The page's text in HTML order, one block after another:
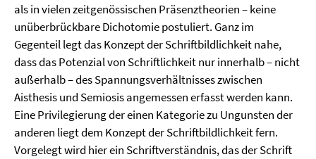
als in vielen zeitgenössischen Präsenztheorien – keine
unüberbrückbare Dichotomie postuliert. Ganz im
Gegenteil legt das Konzept der Schriftbildlichkeit nahe,
dass das Potenzial von Schriftlichkeit nur innerhalb – nicht
außerhalb – des Spannungsverhältnisses zwischen
Aisthesis und Semiosis angemessen erfasst werden kann.
Eine Privilegierung der einen Kategorie zu Ungunsten der
anderen liegt dem Konzept der Schriftbildlichkeit fern.
Vorgelegt wird hier ein Schriftverständnis, das der Schrift